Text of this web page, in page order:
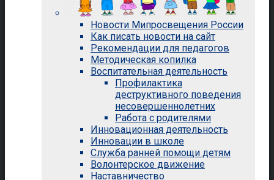
Новости Мипросвещения России
Как писать новости на сайт
Рекомендации для педагогов
Методическая копилка
Воспитательная деятельность
Профилактика
деструктивного поведения
несовершеннолетних
Работа с родителями
Инновационная деятельность
Инновации в школе
Служба ранней помощи детям
Волонтерское движение
Наставничество